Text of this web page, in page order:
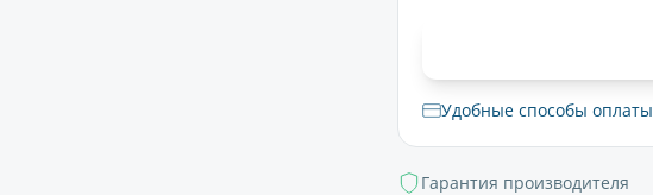
Удобные способы оплаты
Гарантия производителя